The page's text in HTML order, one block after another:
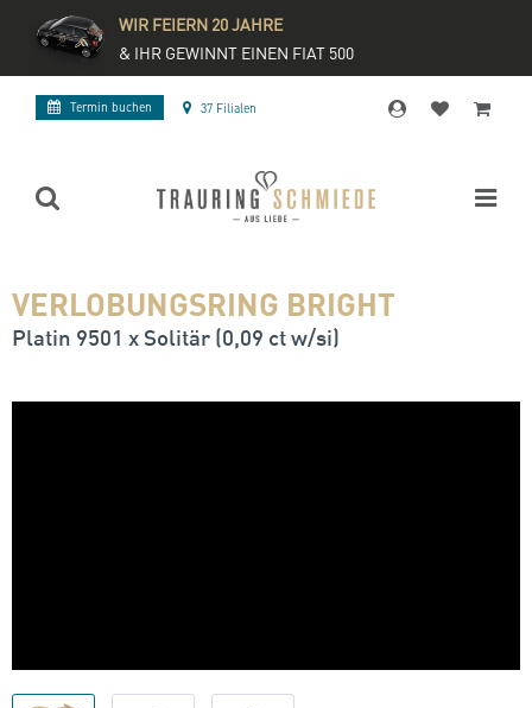
WIR FEIERN 20 JAHRE
& IHR GEWINNT EINEN FIAT 500
Termin buchen 37 Filialen
VERLOBUNGSRING BRIGHT
Platin 9501 x Solitär (0,09 ct w/si)